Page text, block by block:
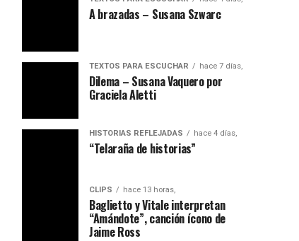
A brazadas – Susana Szwarc
TEXTOS PARA ESCUCHAR hace 7 días,
Dilema – Susana Vaquero por
Graciela Aletti
HISTORIAS REFLEJADAS hace 4 días,
“Telaraña de historias”
CLIPS hace 13 horas,
Baglietto y Vitale interpretan
“Amándote”, canción ícono de
Jaime Ross